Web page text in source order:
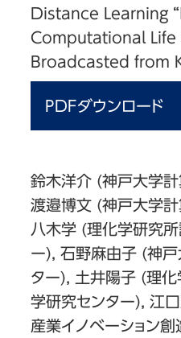
Distance Learning
Computational Life
Broadcasted from
PDFダウンロード
鈴木洋介 (神戸大学計
渡邉博文 (神戸大学計
八木学 (理化学研究
ー), 石野麻由子 (神
ター), 土井陽子 (理
学研究センター), 江
産業イノベーション